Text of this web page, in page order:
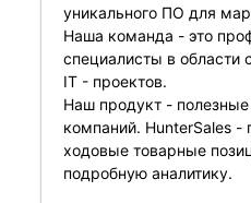
уникального ПО для
Наша команда - это
специалисты в области
IT - проектов.
Наш продукт -
компаний. HunterSales -
ходовые товарные
подробную аналитику.